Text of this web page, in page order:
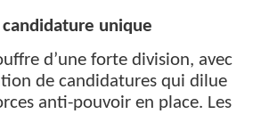
unique
d’une forte division, avec
de candidatures qui dilue
anti-pouvoir en place. Les